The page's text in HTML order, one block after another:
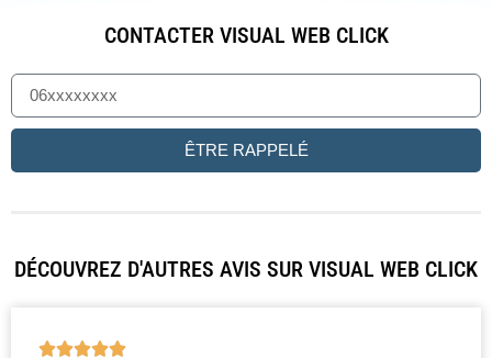
CONTACTER VISUAL WEB CLICK
ÊTRE RAPPELÉ
DÉCOUVREZ D'AUTRES AVIS SUR VISUAL WEB CLICK
